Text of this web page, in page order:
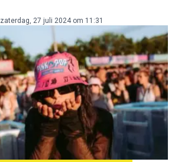
zaterdag, 27 juli 2024 om 11:31